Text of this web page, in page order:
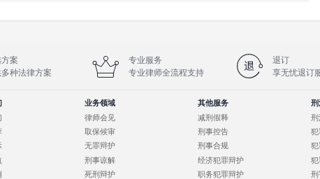
有权向上一级人民法院上诉。辩护人经被告人或者其近
子实施的资助危害国家安全犯罪活动罪等其他犯罪，可以